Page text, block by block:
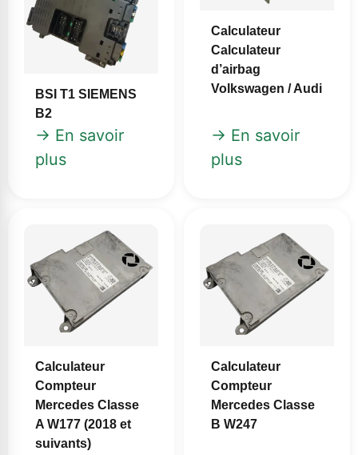
BSI T1 SIEMENS
B2
→ En savoir
plus
Calculateur
Calculateur
d’airbag
Volkswagen / Audi
→ En savoir
plus
Calculateur
Compteur
Mercedes Classe
A W177 (2018 et
suivants)
Calculateur
Compteur
Mercedes Classe
B W247